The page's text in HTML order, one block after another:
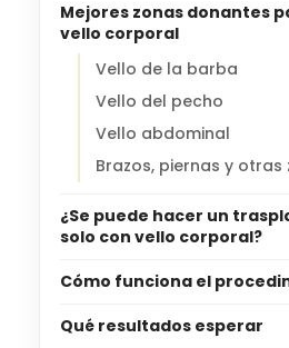
Mejores zonas donantes
vello corporal
Vello de la barba
Vello del pecho
Vello abdominal
Brazos, piernas y otras
¿Se puede hacer un
solo con vello corporal?
Cómo funciona el
Qué resultados esperar